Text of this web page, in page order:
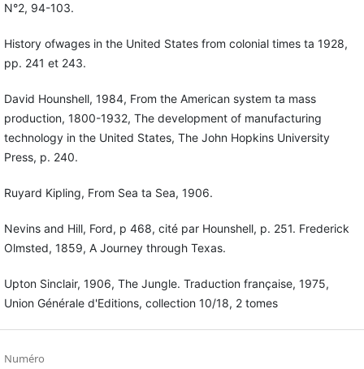
N°2, 94-103.
History ofwages in the United States from colonial times ta 1928,
pp. 241 et 243.
David Hounshell, 1984, From the American system ta mass
production, 1800-1932, The development of manufacturing
technology in the United States, The John Hopkins University
Press, p. 240.
Ruyard Kipling, From Sea ta Sea, 1906.
Nevins and Hill, Ford, p 468, cité par Hounshell, p. 251. Frederick
Olmsted, 1859, A Journey through Texas.
Upton Sinclair, 1906, The Jungle. Traduction française, 1975,
Union Générale d'Editions, collection 10/18, 2 tomes
Numéro